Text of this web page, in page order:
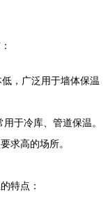
，广泛用于墙体保温
于冷库、管道保温。
求高的场所。
特点：